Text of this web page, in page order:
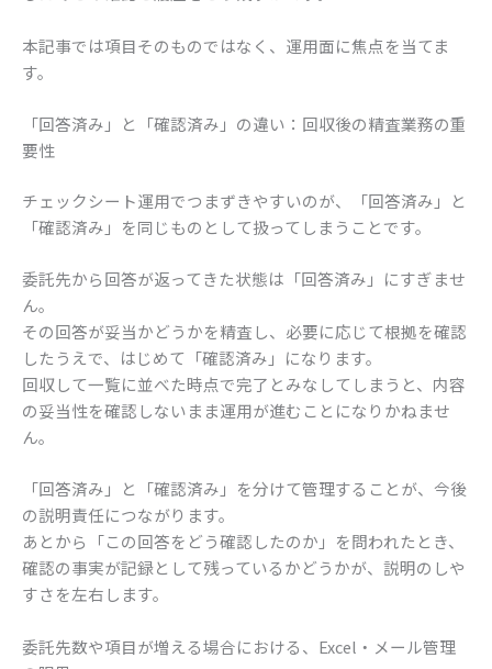
本記事では項目そのものではなく、運用面に焦点を当てま
す。
「回答済み」と「確認済み」の違い：回収後の精査業務の重
要性
チェックシート運用でつまずきやすいのが、「回答済み」と
「確認済み」を同じものとして扱ってしまうことです。
委託先から回答が返ってきた状態は「回答済み」にすぎませ
ん。
その回答が妥当かどうかを精査し、必要に応じて根拠を確認
したうえで、はじめて「確認済み」になります。
回収して一覧に並べた時点で完了とみなしてしまうと、内容
の妥当性を確認しないまま運用が進むことになりかねませ
ん。
「回答済み」と「確認済み」を分けて管理することが、今後
の説明責任につながります。
あとから「この回答をどう確認したのか」を問われたとき、
確認の事実が記録として残っているかどうかが、説明のしや
すさを左右します。
委託先数や項目が増える場合における、Excel・メール管理